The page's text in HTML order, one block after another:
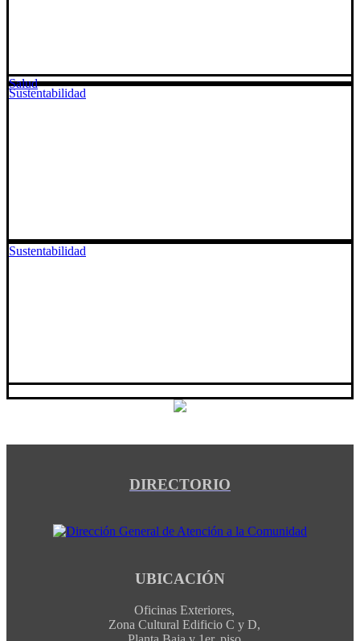
Sustentabilidad
Sustentabilidad
Salud
DIRECTORIO
UBICACIÓN
Oficinas Exteriores,
Zona Cultural Edificio C y D,